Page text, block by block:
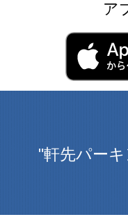
ア
"軒先パー